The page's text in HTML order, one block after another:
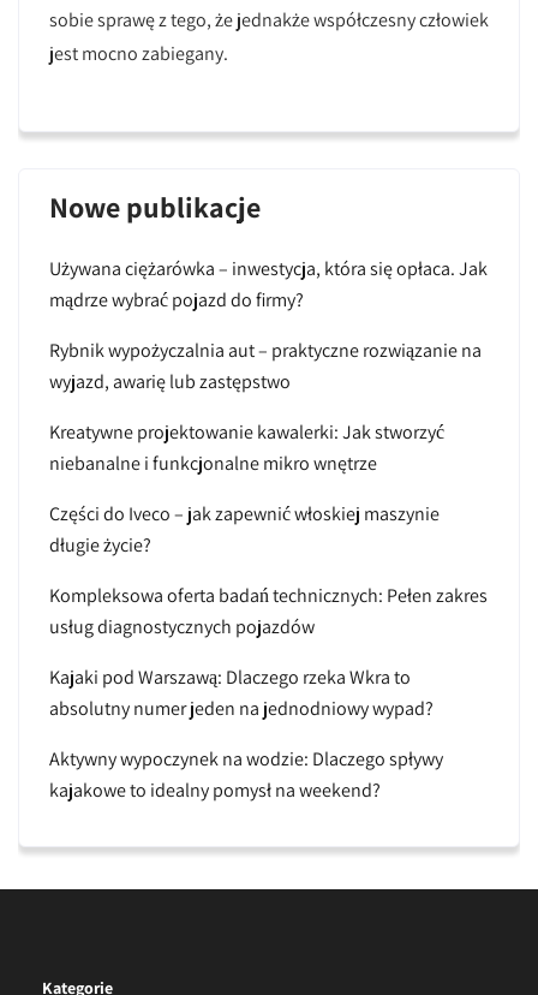
sobie sprawę z tego, że jednakże współczesny człowiek
jest mocno zabiegany.
Nowe publikacje
Używana ciężarówka – inwestycja, która się opłaca. Jak
mądrze wybrać pojazd do firmy?
Rybnik wypożyczalnia aut – praktyczne rozwiązanie na
wyjazd, awarię lub zastępstwo
Kreatywne projektowanie kawalerki: Jak stworzyć
niebanalne i funkcjonalne mikro wnętrze
Części do Iveco – jak zapewnić włoskiej maszynie
długie życie?
Kompleksowa oferta badań technicznych: Pełen zakres
usług diagnostycznych pojazdów
Kajaki pod Warszawą: Dlaczego rzeka Wkra to
absolutny numer jeden na jednodniowy wypad?
Aktywny wypoczynek na wodzie: Dlaczego spływy
kajakowe to idealny pomysł na weekend?
Kategorie